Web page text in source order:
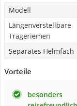
Modell
Längenverstellbare
Trageriemen
Separates Helmfach
Vorteile
besonders